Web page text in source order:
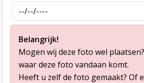
Belangrijk!
Mogen wij deze foto wel
waar deze foto vandaan komt.
Heeft u zelf de foto gemaakt? Of